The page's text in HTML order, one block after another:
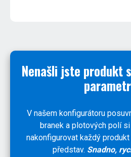
Nenašli jste produkt
V našem konfigurátoru
branek a plotových polí
nakonfigurovat každý
představ. Snadno,